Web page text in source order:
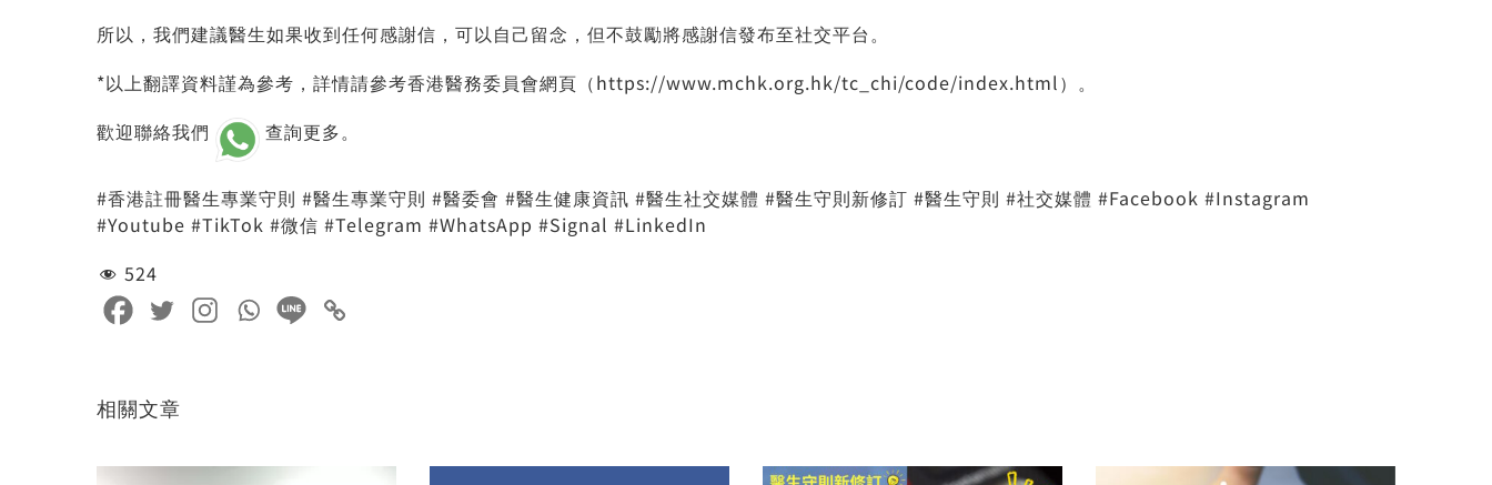
所以，我們建議醫生如果收到任何感謝信，可以自己留念，但不鼓勵將感謝信發布至社交平台。
*以上翻譯資料謹為參考，詳情請參考香港醫務委員會網頁（https://www.mchk.org.hk/tc_chi/code/index.html）。
歡迎聯絡我們
查詢更多。
#香港註冊醫生專業守則 #醫生專業守則 #醫委會 #醫生健康資訊 #醫生社交媒體 #醫生守則新修訂 #醫生守則 #社交媒體 #Facebook #Instagram
#Youtube #TikTok #微信 #Telegram #WhatsApp #Signal #LinkedIn
524
相關文章